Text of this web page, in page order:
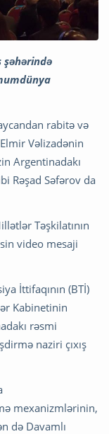
şəhərində
rabitə və
Vəlizadənin
Argentinadakı
Rəşad Səfərov da
Təşkilatının
video mesaji
İttifaqının (BTİ)
Kabinetinin
rəsmi
naziri çıxış
mexanizmlərinin,
də Davamlı